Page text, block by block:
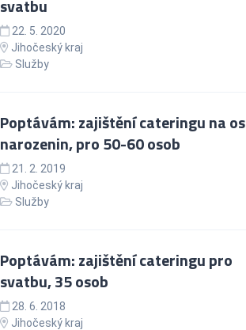
svatbu
22. 5. 2020
Jihočeský kraj
Služby
Poptávám: zajištění cateringu na
narozenin, pro 50-60 osob
21. 2. 2019
Jihočeský kraj
Služby
Poptávám: zajištění cateringu pro
svatbu, 35 osob
28. 6. 2018
Jihočeský kraj